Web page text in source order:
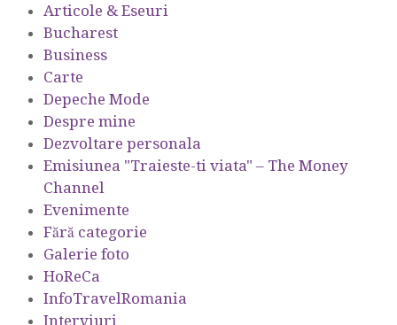
Articole & Eseuri
Bucharest
Business
Carte
Depeche Mode
Despre mine
Dezvoltare personala
Emisiunea "Traieste-ti viata" – The Money
Channel
Evenimente
Fără categorie
Galerie foto
HoReCa
InfoTravelRomania
Interviuri